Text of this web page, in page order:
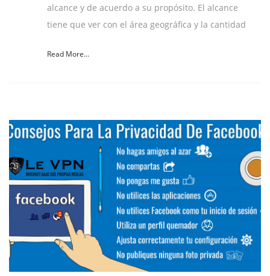
alcance y de acuerdo a su propósito. El alcance
tiene que ver con el área geográfica y la cantidad
Read More...